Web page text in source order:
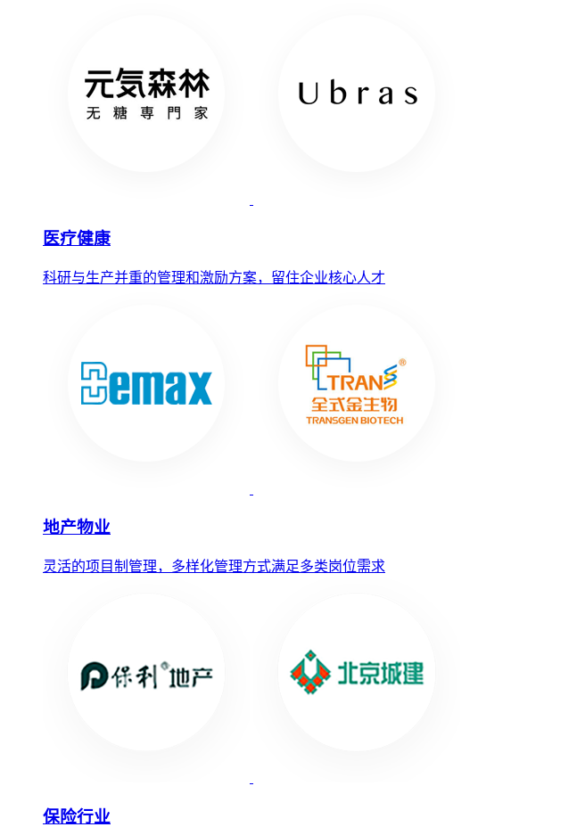
医疗健康
科研与生产并重的管理和激励方案，留住企业核心人才
地产物业
灵活的项目制管理，多样化管理方式满足多类岗位需求
保险行业